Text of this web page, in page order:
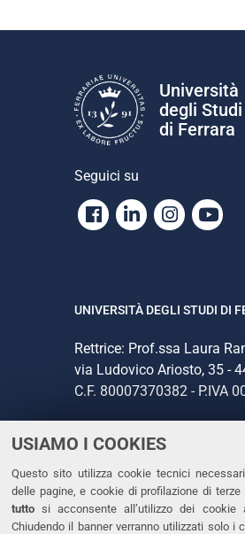
USIAMO I COOKIES
Questo sito utilizza cookie tecnici
delle pagine, e cookie di profilazione di terze
tutto si acconsente all’utilizzo dei cookie
Chiudendo il banner verranno utilizzati solo i
Università
degli Studi
di Ferrara
Seguici su
Facebook
Linkedin
UNIVERSITÀ DEGLI STUDI DI
Rettrice: Prof.ssa Laura
via Ludovico Ariosto, 35 -
C.F. 80007370382 - P.IVA
CONTATTI
Tel. +39 0532 293111
Fax. +39 0532 293031
PEC